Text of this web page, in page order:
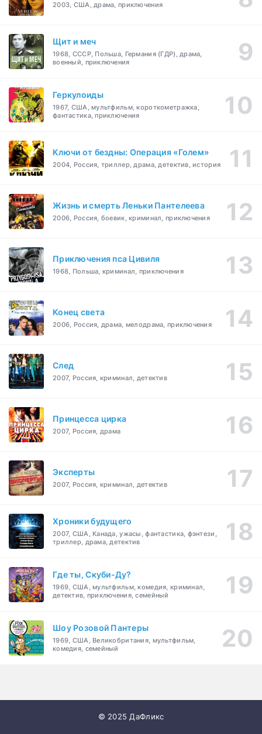
2003, США, драма, приключения
Щит и меч
1968, СССР, Польша, Германия (ГДР), драма,
военный, приключения
Геркулоиды
1967, США, мультфильм, короткометражка,
фантастика, приключения
Ключи от бездны: Операция «Голем»
2004, Россия, триллер, драма, детектив, история
Жизнь и смерть Леньки Пантелеева
2006, Россия, боевик, криминал, приключения
Приключения пса Цивиля
1968, Польша, криминал, приключения
Конец света
2006, Россия, драма, мелодрама, приключения
След
2007, Россия, криминал, детектив
Принцесса цирка
2007, Россия, драма
Эксперты
2007, Россия, криминал, детектив
Хроники будущего
2007, США, Канада, ужасы, фантастика, фэнтези,
триллер, драма, детектив
Где ты, Скуби-Ду?
1969, США, мультфильм, комедия, криминал,
детектив, приключения, семейный
Шоу Розовой Пантеры
1969, США, Великобритания, мультфильм,
комедия, семейный
© 2025 ДаФликс